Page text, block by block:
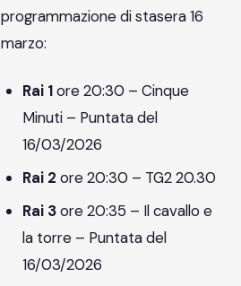
programmazione di stasera 16
marzo:
Rai 1ore 20:30 – Cinque
Minuti – Puntata del
16/03/2026
Rai 2 ore 20:30 – TG2 20.30
Rai 3ore 20:35 – Il cavallo e
la torre – Puntata del
16/03/2026